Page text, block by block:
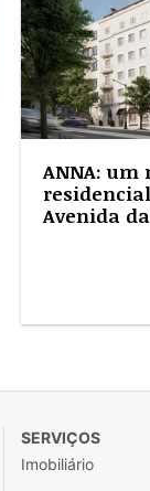
ANNA: um
Avenida
SERVIÇOS
Imobiliário